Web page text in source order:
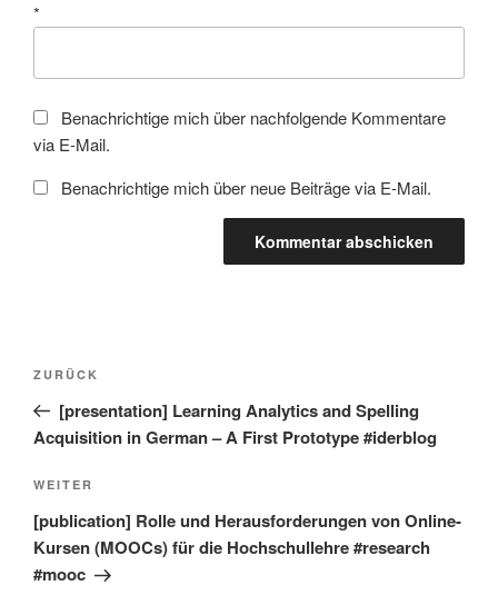
*
Benachrichtige mich über nachfolgende Kommentare
via E-Mail.
Benachrichtige mich über neue Beiträge via E-Mail.
Beitragsnavigation
Vorheriger
Beitrag
ZURÜCK
[presentation] Learning Analytics and Spelling
Acquisition in German – A First Prototype #iderblog
Nächster
Beitrag
WEITER
[publication] Rolle und Herausforderungen von Online-
Kursen (MOOCs) für die Hochschullehre #research
#mooc